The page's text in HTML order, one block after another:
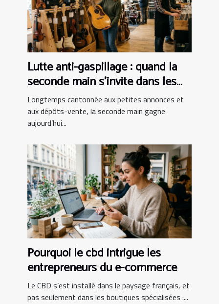
Lutte anti-gaspillage : quand la
seconde main s’invite dans les
boutiques d’instruments
Longtemps cantonnée aux petites annonces et
aux dépôts-vente, la seconde main gagne
aujourd’hui...
Pourquoi le cbd intrigue les
entrepreneurs du e-commerce
Le CBD s’est installé dans le paysage français, et
pas seulement dans les boutiques spécialisées :...